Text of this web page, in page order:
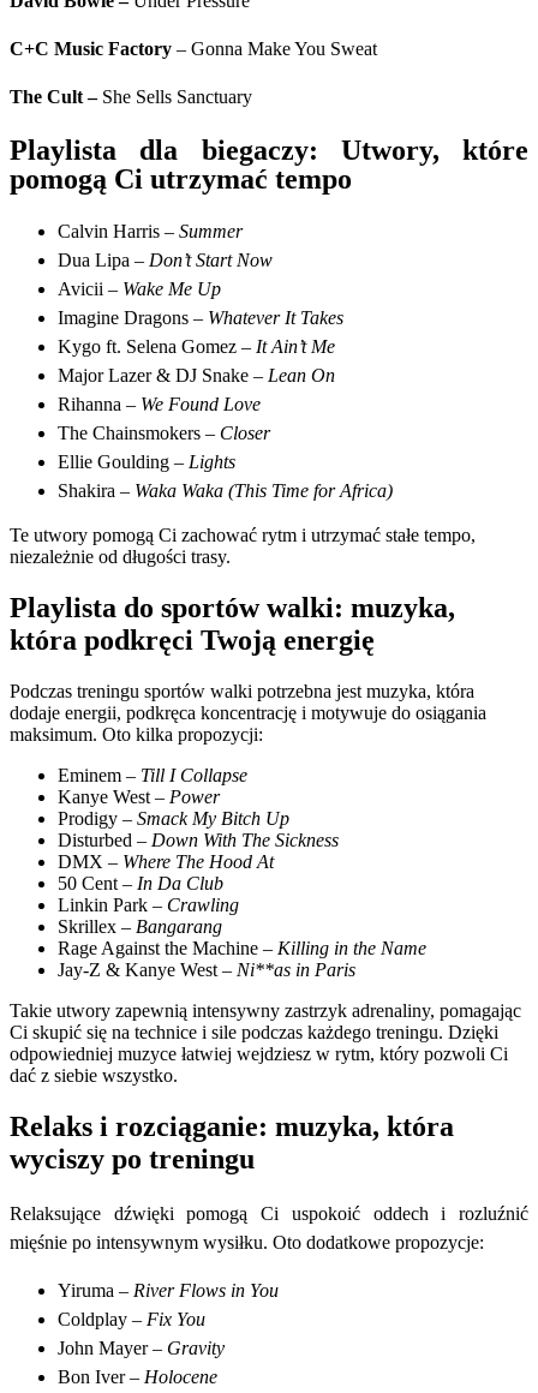
C+C Music Factory – Gonna Make You Sweat
The Cult –She Sells Sanctuary
Playlista dla biegaczy: Utwory, które
pomogą Ci utrzymać tempo
Calvin Harris – Summer
Dua Lipa – Don’t Start Now
Avicii – Wake Me Up
Imagine Dragons – Whatever It Takes
Kygo ft. Selena Gomez – It Ain’t Me
Major Lazer & DJ Snake – Lean On
Rihanna – We Found Love
The Chainsmokers – Closer
Ellie Goulding – Lights
Shakira – Waka Waka (This Time for Africa)
Te utwory pomogą Ci zachować rytm i utrzymać stałe tempo,
niezależnie od długości trasy.
Playlista do sportów walki: muzyka,
która podkręci Twoją energię
Podczas treningu sportów walki potrzebna jest muzyka, która
dodaje energii, podkręca koncentrację i motywuje do osiągania
maksimum. Oto kilka propozycji:
Eminem – Till I Collapse
Kanye West – Power
Prodigy – Smack My Bitch Up
Disturbed – Down With The Sickness
DMX – Where The Hood At
50 Cent – In Da Club
Linkin Park – Crawling
Skrillex – Bangarang
Rage Against the Machine – Killing in the Name
Jay-Z & Kanye West – Ni**as in Paris
Takie utwory zapewnią intensywny zastrzyk adrenaliny, pomagając
Ci skupić się na technice i sile podczas każdego treningu. Dzięki
odpowiedniej muzyce łatwiej wejdziesz w rytm, który pozwoli Ci
dać z siebie wszystko.
Relaks i rozciąganie: muzyka, która
wyciszy po treningu
Relaksujące dźwięki pomogą Ci uspokoić oddech i rozluźnić
mięśnie po intensywnym wysiłku. Oto dodatkowe propozycje:
Yiruma – River Flows in You
Coldplay – Fix You
John Mayer – Gravity
Bon Iver – Holocene